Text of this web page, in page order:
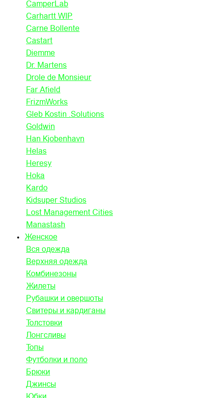
CamperLab
Carhartt WIP
Carne Bollente
Castart
Diemme
Dr. Martens
Drole de Monsieur
Far Afield
FrizmWorks
Gleb Kostin .Solutions
Goldwin
Han Kjobenhavn
Helas
Heresy
Hoka
Kardo
Kidsuper Studios
Lost Management Cities
Manastash
Женское
Вся одежда
Верхняя одежда
Комбинезоны
Жилеты
Рубашки и овершоты
Свитеры и кардиганы
Толстовки
Лонгсливы
Топы
Футболки и поло
Брюки
Джинсы